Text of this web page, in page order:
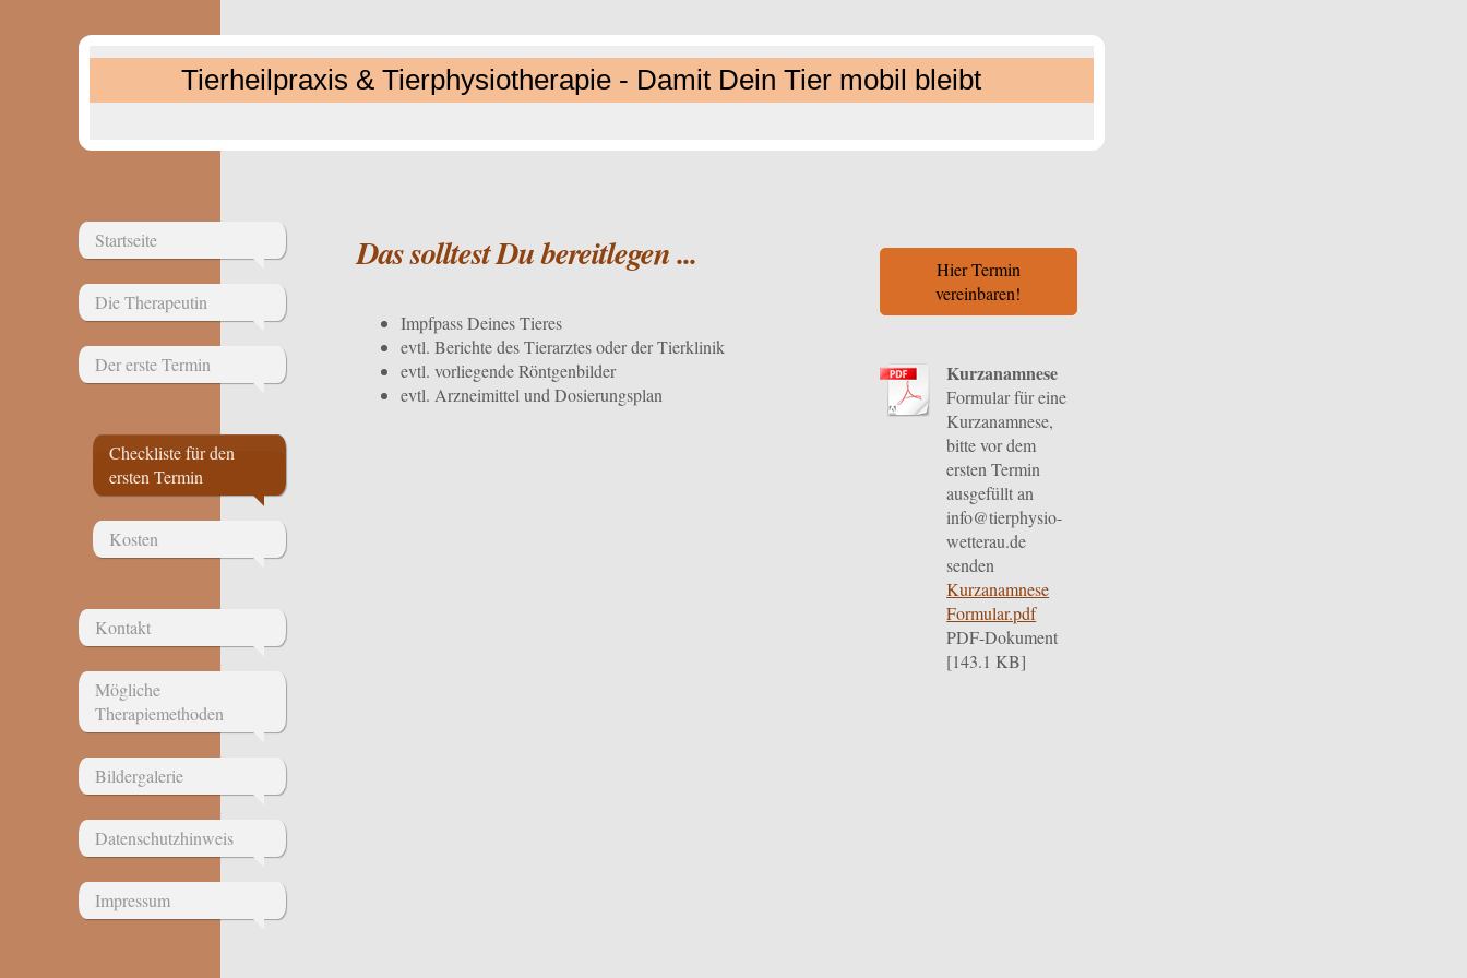
Tierheilpraxis & Tierphysiotherapie - Damit Dein Tier mobil bleibt
Startseite
Die Therapeutin
Der erste Termin
Checkliste für den
ersten Termin
Kosten
Kontakt
Mögliche
Therapiemethoden
Bildergalerie
Datenschutzhinweis
Impressum
Das solltest Du bereitlegen ...
Impfpass Deines Tieres
evtl. Berichte des Tierarztes oder der Tierklinik
evtl. vorliegende Röntgenbilder
evtl. Arzneimittel und Dosierungsplan
Hier Termin
vereinbaren!
Kurzanamnese
Formular für eine
Kurzanamnese,
bitte vor dem
ersten Termin
ausgefüllt an
info@tierphysio-
wetterau.de
senden
Kurzanamnese
Formular.pdf
PDF-Dokument
[143.1 KB]